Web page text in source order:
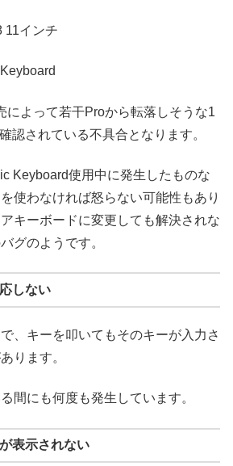
11インチ
によって若干Proから転落しそうな1
認されている不具合となります。
Keyboard使用中に発生したものな
使わなければ怒らない可能性もあり
キーボードに変更しても解決されな
グのようです。
しない
、キーを叩いてもそのキーが入力さ
ります。
間にも何度も発生しています。
表示されない